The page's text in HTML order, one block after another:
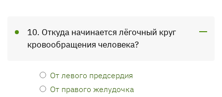
10. Откуда начинается лёгочный круг
кровообращения человека?
От левого предсердия
От правого желудочка